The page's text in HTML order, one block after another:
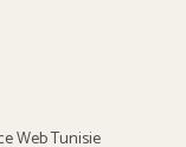
Web Tunisie